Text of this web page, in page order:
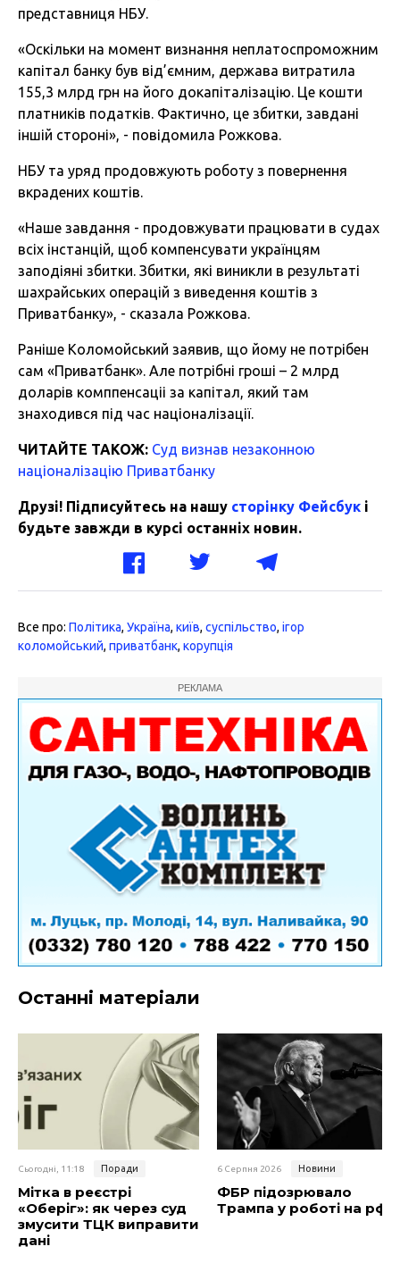
представниця НБУ.
«Оскільки на момент визнання неплатоспроможним
капітал банку був від’ємним, держава витратила
155,3 млрд грн на його докапіталізацію. Це кошти
платників податків. Фактично, це збитки, завдані
іншій стороні», - повідомила Рожкова.
НБУ та уряд продовжують роботу з повернення
вкрадених коштів.
«Наше завдання - продовжувати працювати в судах
всіх інстанцій, щоб компенсувати українцям
заподіяні збитки. Збитки, які виникли в результаті
шахрайських операцій з виведення коштів з
Приватбанку», - сказала Рожкова.
Раніше Коломойський заявив, що йому не потрібен
сам «Приватбанк». Але потрібні гроші – 2 млрд
доларів комппенсаціі за капітал, який там
знаходився під час націоналізації.
ЧИТАЙТЕ ТАКОЖ: Суд визнав незаконною
націоналізацію Приватбанку
Друзі! Підписуйтесь на нашу сторінку Фейсбук і
будьте завжди в курсі останніх новин.
Все про: Політика, Україна, київ, суспільство, ігор
коломойський, приватбанк, корупція
РЕКЛАМА
Останні матеріали
Сьогодні, 11:18 Поради
Мітка в реєстрі
«Оберіг»: як через суд
змусити ТЦК виправити
дані
6 Серпня 2026 Новини
ФБР підозрювало
Трампа у роботі на рф